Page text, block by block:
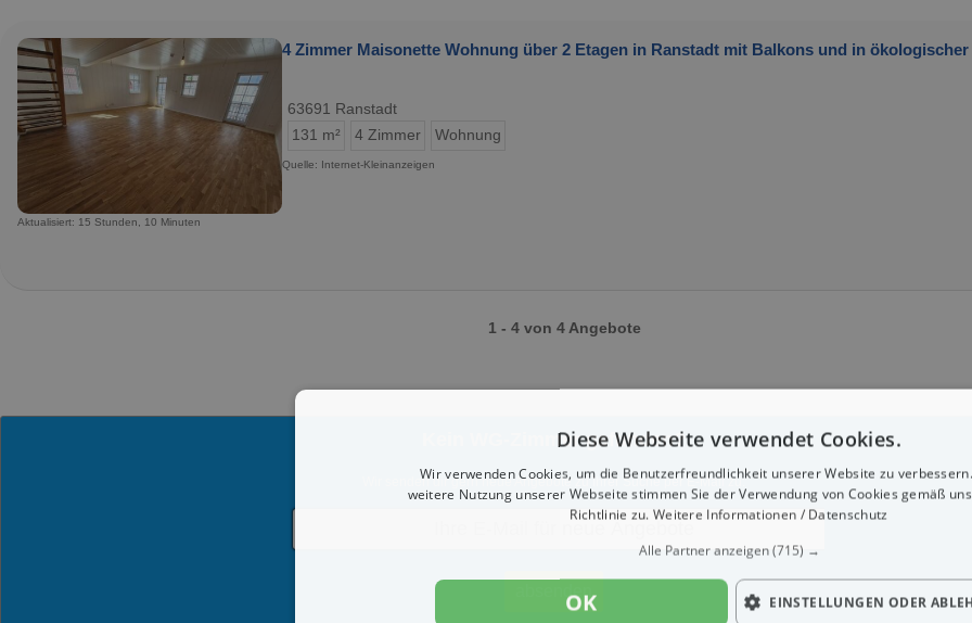
4 Zimmer Maisonette Wohnung über 2 Etagen in Ranstadt mit Balkons und in
63691 Ranstadt
131 m²
4 Zimmer Wohnung
Quelle: Internet-Kleinanzeigen
Aktualisiert: 15 Stunden, 10 Minuten
1 - 4 von 4 Angebote
Kein WG-Zimmer gefunden?
Wir senden dir gern neue Angebote zu Ihrer Suche per E-Mail zu:
Diese Webseite verwendet Cookies.
Wir verwenden Cookies, um die Benutzerfreundlichkeit unserer Website zu
weitere Nutzung unserer Webseite stimmen Sie der Verwendung von Cookies gemäß
Richtlinie zu. Weitere Informationen / Datenschutz
Alle Partner anzeigen(715) →
OK EINSTELLUNGEN ODER